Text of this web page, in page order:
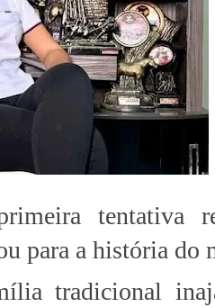
tentativa
para a história do
tradicional